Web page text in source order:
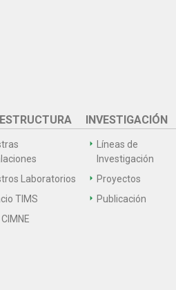
Laboratorios
TIMS
INVESTIGACIÓN
Líneas de
Investigación
Proyectos
Publicación